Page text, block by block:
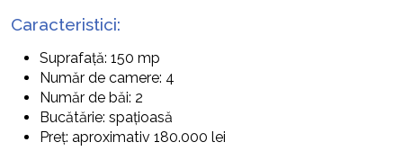
Caracteristici:
Suprafață: 150 mp
Număr de camere: 4
Număr de băi: 2
Bucătărie: spațioasă
Preț: aproximativ 180.000 lei